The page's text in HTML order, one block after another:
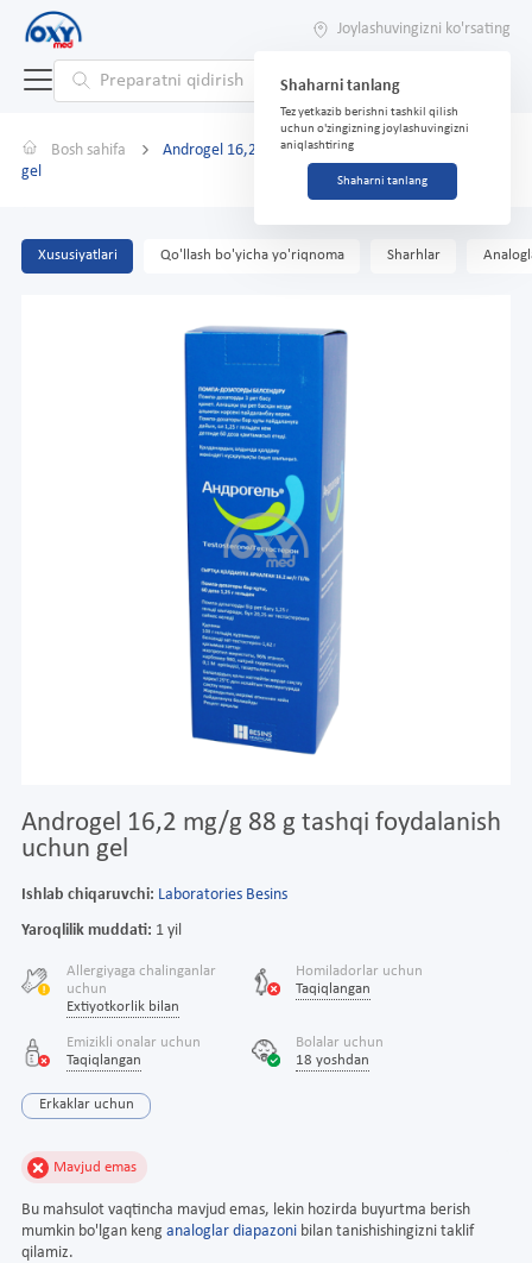
Joylashuvingizni ko'rsating
Shaharni tanlang
Tez yetkazib berishni tashkil qilish
uchun o'zingizning joylashuvingizni
aniqlashtiring
Shaharni tanlang
Bosh sahifa
Androgel 16,2 mg/g 88 g tashqi foydalanish uchun
gel
Xususiyatlari Qo'llash bo'yicha yo'riqnoma Sharhlar
Androgel 16,2 mg/g 88 g tashqi foydalanish
uchun gel
Ishlab chiqaruvchi: Laboratories Besins
Yaroqlilik muddati: 1 yil
Allergiyaga chalinganlar
uchun
Extiyotkorlik bilan
Homiladorlar uchun
Taqiqlangan
Emizikli onalar uchun
Taqiqlangan
Bolalar uchun
18 yoshdan
Erkaklar uchun
Mavjud emas
Bu mahsulot vaqtincha mavjud emas, lekin hozirda buyurtma berish
mumkin bo'lgan keng analoglar diapazoni bilan tanishishingizni taklif
qilamiz.